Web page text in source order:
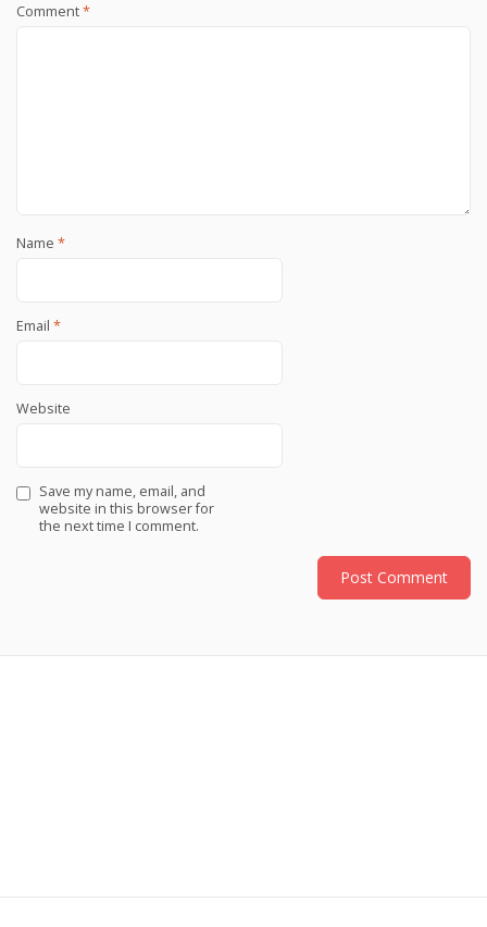
Comment*
Name *
Email *
Website
Save my name, email, and
website in this browser for
the next time I comment.